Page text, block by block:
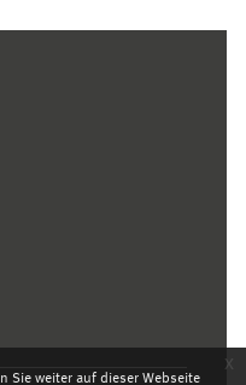
Sie weiter auf dieser Webseite
x